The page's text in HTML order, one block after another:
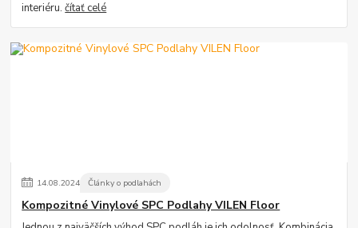
interiéru.čítať celé
14.08.2024 Články o podlahách
Kompozitné Vinylové SPC Podlahy VILEN Floor